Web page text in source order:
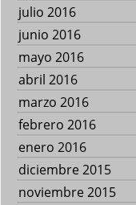
julio 2016
junio 2016
mayo 2016
abril 2016
marzo 2016
febrero 2016
enero 2016
diciembre 2015
noviembre 2015